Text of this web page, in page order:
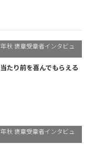
秋 褒章受章者インタビュ
たり前を喜んでもらえる
秋 褒章受章者インタビュ